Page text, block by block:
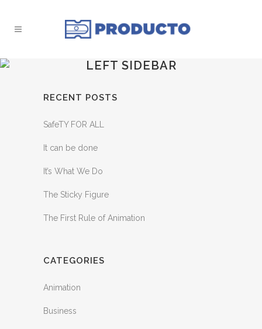
LEFT SIDEBAR
RECENT POSTS
SafeTY FOR ALL
It can be done
It’s What We Do
The Sticky Figure
The First Rule of Animation
CATEGORIES
Animation
Business